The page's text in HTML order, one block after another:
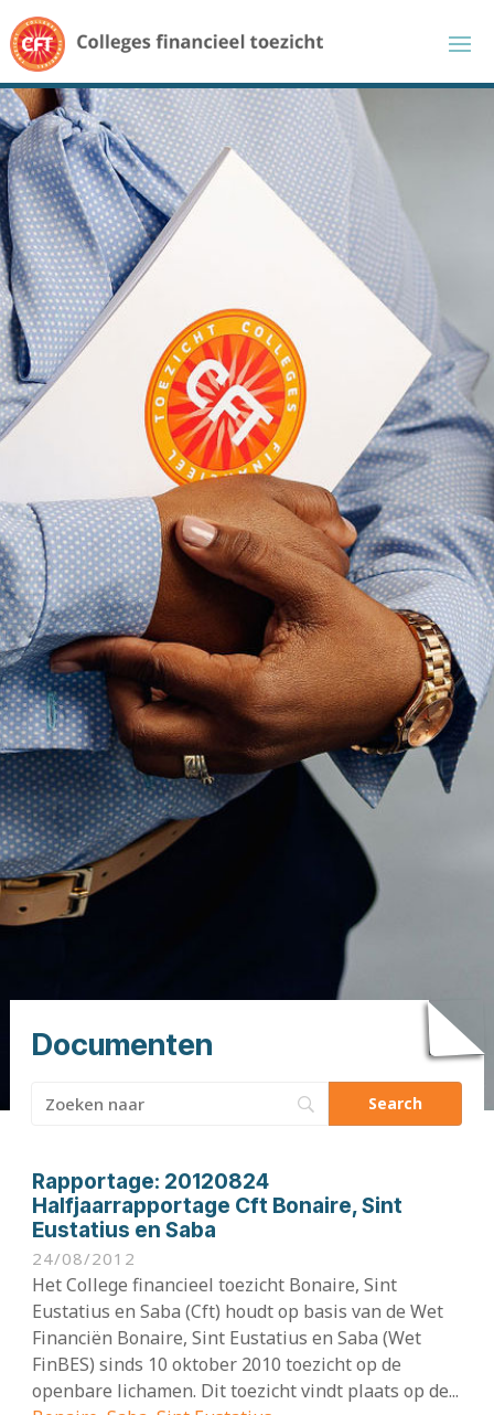
Documenten
Zoeken
Rapportage: 20120824
Halfjaarrapportage Cft Bonaire, Sint
Eustatius en Saba
24/08/2012
Het College financieel toezicht Bonaire, Sint
Eustatius en Saba (Cft) houdt op basis van de Wet
Financiën Bonaire, Sint Eustatius en Saba (Wet
FinBES) sinds 10 oktober 2010 toezicht op de
openbare lichamen. Dit toezicht vindt plaats op de...